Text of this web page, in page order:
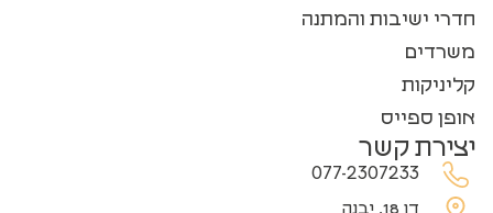
חדרי ישיבות והמתנה
משרדים
קליניקות
אופן ספייס
יצירת קשר
077-2307233
דן 18, יבנה